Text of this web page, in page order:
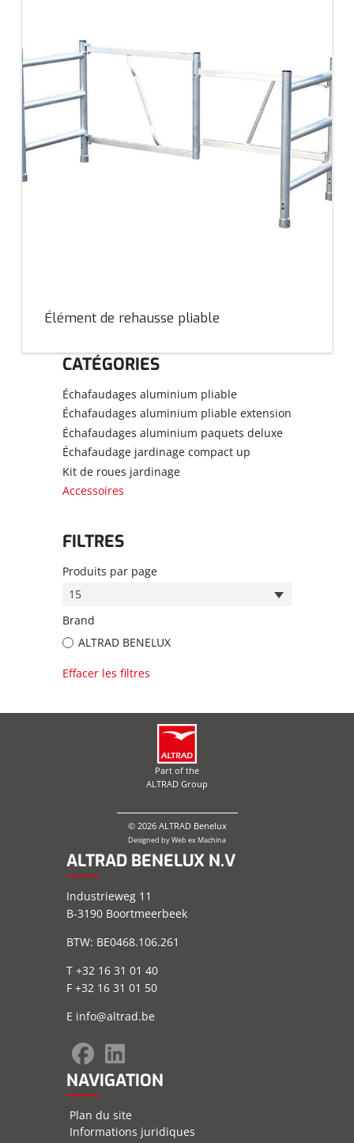
Élément de rehausse pliable
CATÉGORIES
Échafaudages aluminium pliable
Échafaudages aluminium pliable extension
Échafaudages aluminium paquets deluxe
Échafaudage jardinage compact up
Kit de roues jardinage
Accessoires
FILTRES
Produits par page
15
Brand
ALTRAD BENELUX
Effacer les filtres
Part of the
ALTRAD Group
© 2026 ALTRAD Benelux
Designed byWeb ex Machina
ALTRAD BENELUX N.V
Industrieweg 11
B-3190 Boortmeerbeek
BTW: BE0468.106.261
T +32 16 31 01 40
F +32 16 31 01 50
E info@altrad.be
NAVIGATION
Plan du site
Informations juridiques